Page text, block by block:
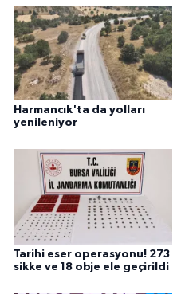
Harmancık'ta da yolları
yenileniyor
Tarihi eser operasyonu! 273
sikke ve 18 obje ele geçirildi